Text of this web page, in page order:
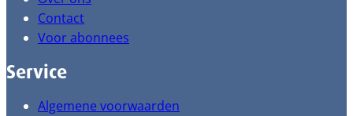
Contact
Voor abonnees
Service
Algemene voorwaarden